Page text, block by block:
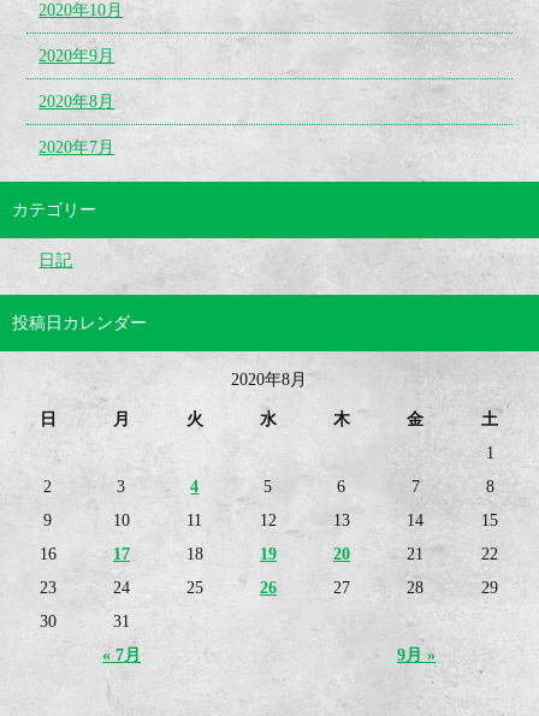
2020年10月
2020年9月
2020年8月
2020年7月
カテゴリー
日記
投稿日カレンダー
2020年8月
日 月 火 水 木 金 土
« 7月 9月 »
1
2
3 4 5 6 7
8
9
10 11 12 13 14
15
16
17 18 19 20 21
22
23
24 25 26 27 28
29
30
31